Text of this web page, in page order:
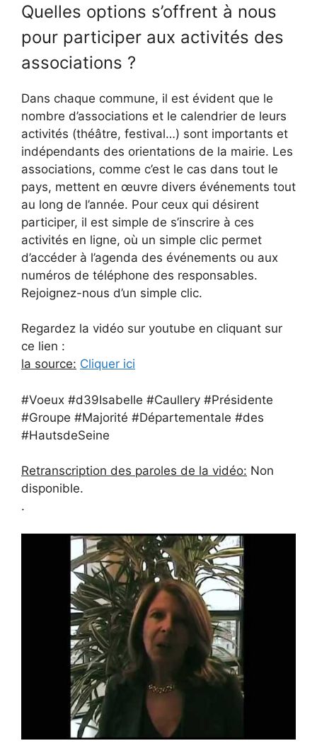
Quelles options s’offrent à nous
pour participer aux activités des
associations ?
Dans chaque commune, il est évident que le
nombre d’associations et le calendrier de leurs
activités (théâtre, festival…) sont importants et
indépendants des orientations de la mairie. Les
associations, comme c’est le cas dans tout le
pays, mettent en œuvre divers événements tout
au long de l’année. Pour ceux qui désirent
participer, il est simple de s’inscrire à ces
activités en ligne, où un simple clic permet
d’accéder à l’agenda des événements ou aux
numéros de téléphone des responsables.
Rejoignez-nous d’un simple clic.
Regardez la vidéo sur youtube en cliquant sur
ce lien :
la source: Cliquer ici
#Voeux #d39Isabelle #Caullery #Présidente
#Groupe #Majorité #Départementale #des
#HautsdeSeine
Retranscription des paroles de la vidéo: Non
disponible.
.